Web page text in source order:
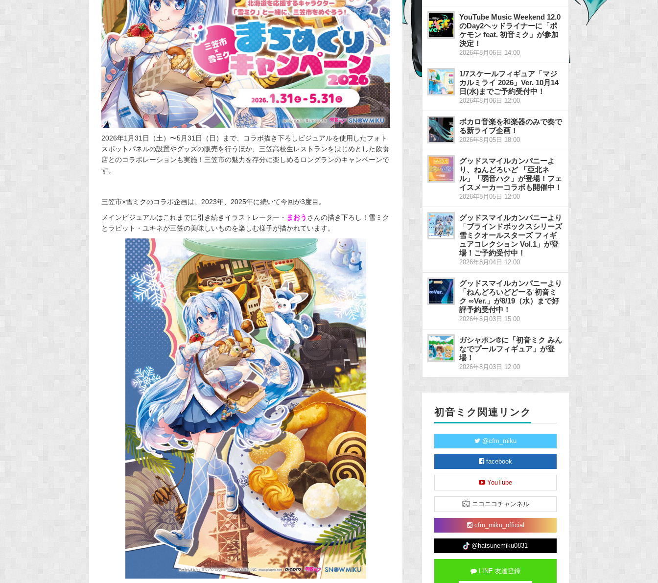
2026年1月31日（土）〜5月31日（日）まで、コラボ描き下ろしビジュアルを使用したフォト
スポットパネルの設置やグッズの販売を行うほか、三笠高校生レストランをはじめとした飲食
店とのコラボレーションも実施！三笠市の魅力を存分に楽しめるロングランのキャンペーンで
す。
三笠市×雪ミクのコラボ企画は、2023年、2025年に続いて今回が3度目。
メインビジュアルはこれまでに引き続きイラストレーター・ まおう さんの描き下ろし！雪ミク
とラビット・ユキネが三笠の美味しいものを楽しむ様子が描かれています。
YouTube Music Weekend 12.0
のDay2ヘッドライナーに「ポ
ケモン feat. 初音ミク」が参加
決定！
2026年8月06日 14:00
1/7スケールフィギュア「マジ
カルミライ 2026」Ver. 10月14
日(水)までご予約受付中！
2026年8月06日 12:00
ボカロ音楽を和楽器のみで奏で
る新ライブ企画！
2026年8月05日 18:00
グッドスマイルカンパニーよ
り、ねんどろいど 「亞北ネ
ル」「弱音ハク」が登場！フェ
イスメーカーコラボも開催中！
2026年8月05日 12:00
グッドスマイルカンパニーより
「ブラインドボックスシリーズ
雪ミクオールスターズ フィギ
ュアコレクション Vol.1」が登
場！ご予約受付中！
2026年8月04日 12:00
グッドスマイルカンパニーより
「ねんどろいどどーる 初音ミ
ク ∞Ver.」が8/19（水）まで好
評予約受付中！
2026年8月03日 15:00
ガシャポン®に「初音ミク みん
なでプールフィギュア」が登
場！
2026年8月03日 12:00
初音ミク関連リンク
@cfm_miku
facebook
YouTube
ニコニコチャンネル
cfm_miku_official
@hatsunemiku0831
LINE 友達登録